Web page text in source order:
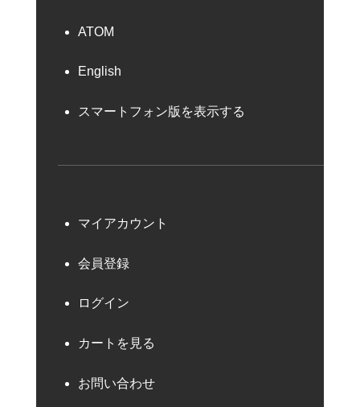
ATOM
English
スマートフォン版を表示する
マイアカウント
会員登録
ログイン
カートを見る
お問い合わせ